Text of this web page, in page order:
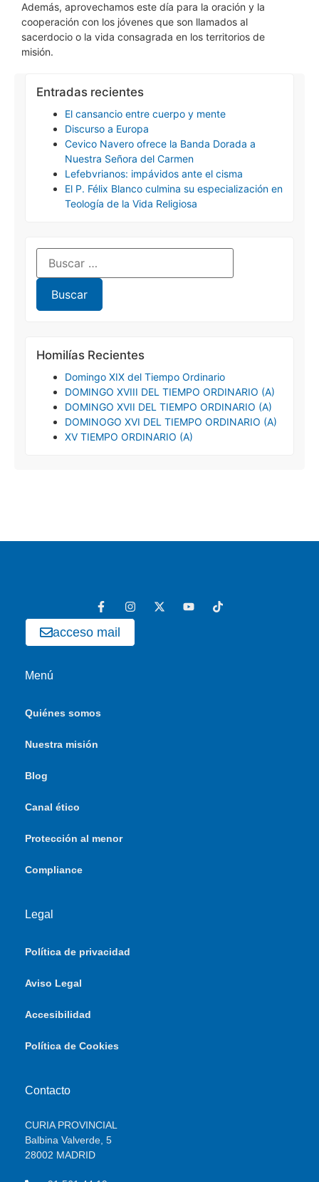
Además, aprovechamos este día para la oración y la
cooperación con los jóvenes que son llamados al
sacerdocio o la vida consagrada en los territorios de
misión.
Entradas recientes
El cansancio entre cuerpo y mente
Discurso a Europa
Cevico Navero ofrece la Banda Dorada a
Nuestra Señora del Carmen
Lefebvrianos: impávidos ante el cisma
El P. Félix Blanco culmina su especialización en
Teología de la Vida Religiosa
Homilías Recientes
Domingo XIX del Tiempo Ordinario
DOMINGO XVIII DEL TIEMPO ORDINARIO (A)
DOMINGO XVII DEL TIEMPO ORDINARIO (A)
DOMINOGO XVI DEL TIEMPO ORDINARIO (A)
XV TIEMPO ORDINARIO (A)
acceso mail
Menú
Quiénes somos
Nuestra misión
Blog
Canal ético
Protección al menor
Compliance
Legal
Política de privacidad
Aviso Legal
Accesibilidad
Política de Cookies
Contacto
CURIA PROVINCIAL
Balbina Valverde, 5
28002 MADRID